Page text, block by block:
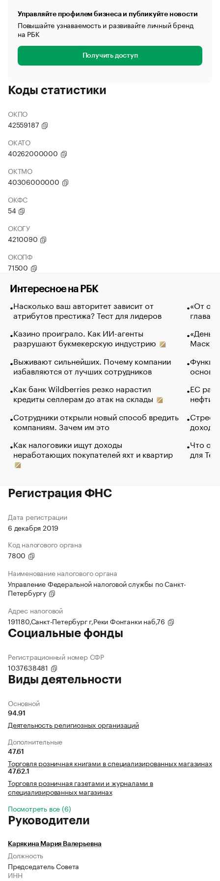
Управляйте профилем бизнеса и публикуйте новости
Повышайте узнаваемость и развивайте личный бренд
на РБК
Получить доступ
Коды статистики
ОКПО
42559187
ОКАТО
40262000000
ОКТМО
40306000000
ОКФС
54
ОКОГУ
4210090
ОКОПФ
71500
Интересное на РБК
Насколько ваш авторитет зависит от
атрибутов престижа? Тест для лидеров
Казино проиграло. Как ИИ-агенты
разрушают букмекерскую индустрию
Выживают сильнейших. Почему компании
избавляются от лучших сотрудников
Как банк Wildberries резко нарастил
кредиты селлерам до атак на склады
Сотрудники открыли новый способ вредить
компаниям. Зачем им это
Как налоговики ищут доходы
неработающих покупателей яхт и квартир
«От
глава
Маск в
основ
ЕС
нефти
Что
для
Регистрация ФНС
Дата регистрации
6 декабря 2019
Код налогового органа
7800
Наименование налогового органа
Управление Федеральной налоговой службы по Санкт-
Петербургу
Адрес налоговой
191180,Санкт-Петербург г,Реки Фонтанки наб,76
Социальные фонды
Регистрационный номер СФР
1037638481
Виды деятельности
Основной
94.91
Деятельность религиозных организаций
Дополнительные
47.61
Торговля розничная книгами в специализированных магазинах
47.62.1
Торговля розничная газетами и журналами в
специализированных магазинах
Посмотреть все (6)
Руководители
Карякина Мария Валерьевна
Должность
Председатель Совета
ИНН